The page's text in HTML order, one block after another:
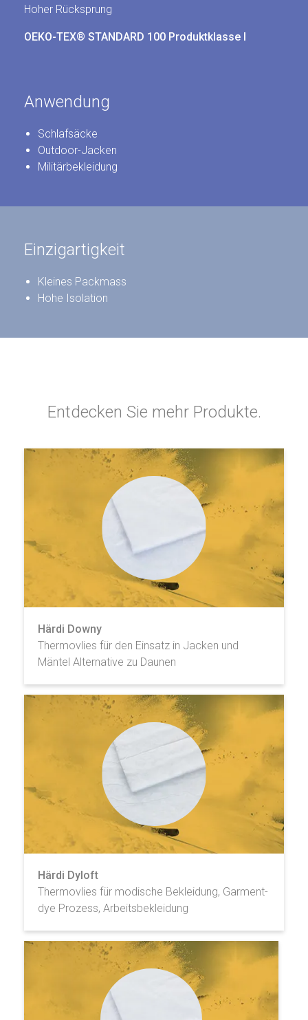
Hoher Rücksprung
OEKO-TEX® STANDARD 100 Produktklasse I
Anwendung
Schlafsäcke
Outdoor-Jacken
Militärbekleidung
Einzigartigkeit
Kleines Packmass
Hohe Isolation
Entdecken Sie mehr Produkte.
Härdi Downy
Thermovlies für den Einsatz in Jacken und
Mäntel Alternative zu Daunen
Härdi Dyloft
Thermovlies für modische Bekleidung, Garment-
dye Prozess, Arbeitsbekleidung